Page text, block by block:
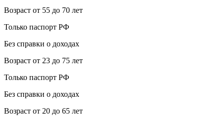
Возраст от 55 до 70 лет
Только паспорт РФ
Без справки о доходах
Возраст от 23 до 75 лет
Только паспорт РФ
Без справки о доходах
Возраст от 20 до 65 лет